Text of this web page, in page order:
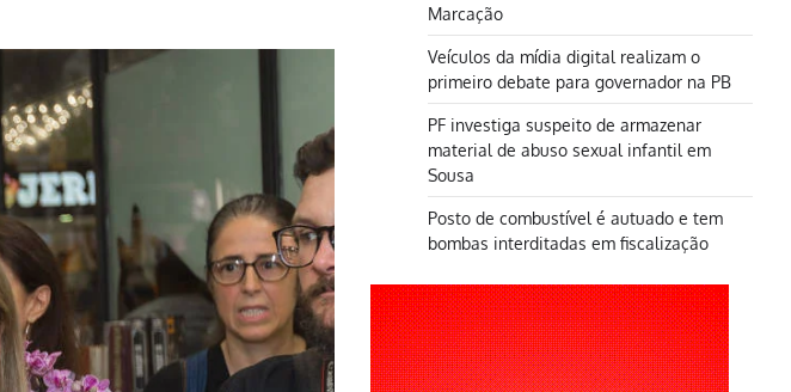
Marcação
Veículos da mídia digital realizam o
primeiro debate para governador na PB
PF investiga suspeito de armazenar
material de abuso sexual infantil em
Sousa
Posto de combustível é autuado e tem
bombas interditadas em fiscalização